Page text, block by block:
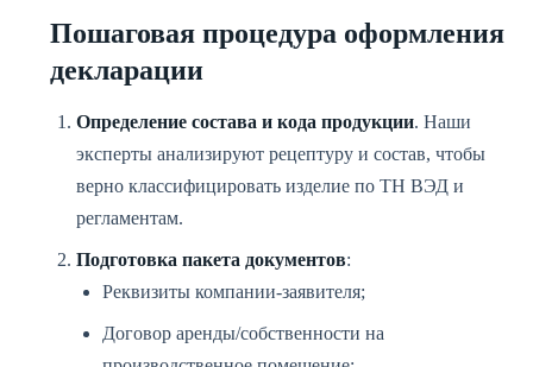
Пошаговая процедура оформления
декларации
Определение состава и кода продукции. Наши
эксперты анализируют рецептуру и состав, чтобы
верно классифицировать изделие по ТН ВЭД и
регламентам.
Подготовка пакета документов:
Реквизиты компании-заявителя;
Договор аренды/собственности на